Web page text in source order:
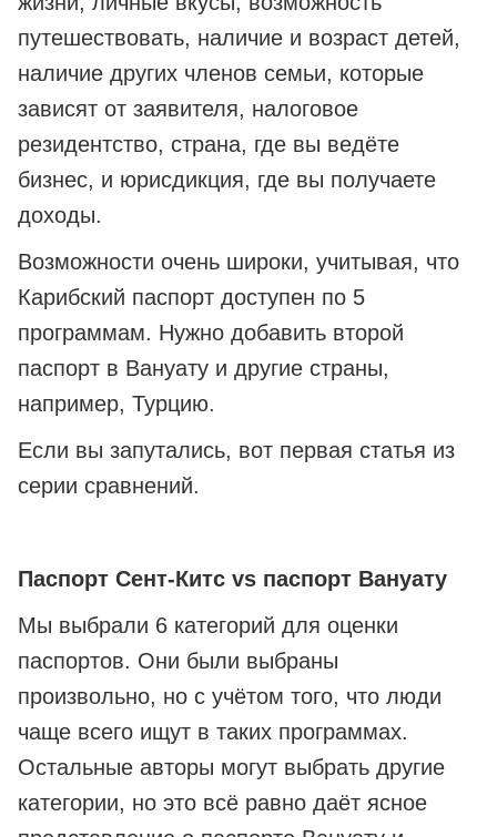
путешествовать, наличие и возраст детей,
наличие других членов семьи, которые
зависят от заявителя, налоговое
резидентство, страна, где вы ведёте
бизнес, и юрисдикция, где вы получаете
доходы.
Возможности очень широки, учитывая, что
Карибский паспорт доступен по 5
программам. Нужно добавить второй
паспорт в Вануату и другие страны,
например, Турцию.
Если вы запутались, вот первая статья из
серии сравнений.
Паспорт Сент-Китс vs паспорт Вануату
Мы выбрали 6 категорий для оценки
паспортов. Они были выбраны
произвольно, но с учётом того, что люди
чаще всего ищут в таких программах.
Остальные авторы могут выбрать другие
категории, но это всё равно даёт ясное